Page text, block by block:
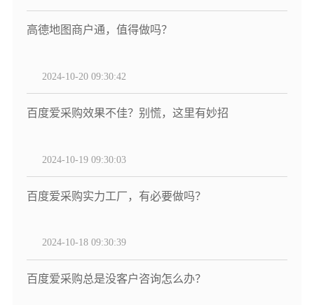
高德地图商户通，值得做吗？
2024-10-20 09:30:42
百度爱采购效果不佳？别慌，这里有妙招
2024-10-19 09:30:03
百度爱采购实力工厂，有必要做吗？
2024-10-18 09:30:39
百度爱采购总是没客户咨询怎么办？